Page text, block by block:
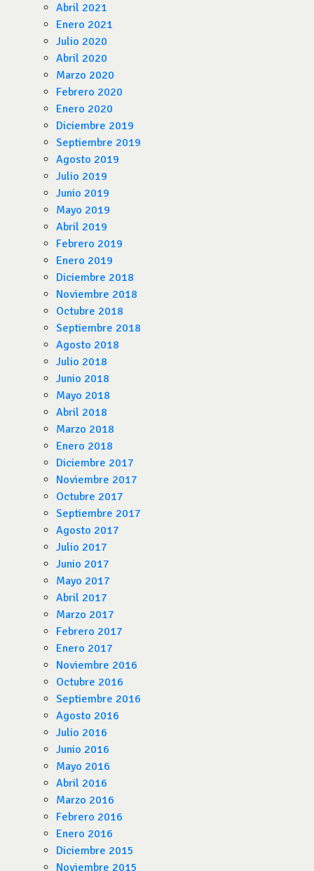
Abril 2021
Enero 2021
Julio 2020
Abril 2020
Marzo 2020
Febrero 2020
Enero 2020
Diciembre 2019
Septiembre 2019
Agosto 2019
Julio 2019
Junio 2019
Mayo 2019
Abril 2019
Febrero 2019
Enero 2019
Diciembre 2018
Noviembre 2018
Octubre 2018
Septiembre 2018
Agosto 2018
Julio 2018
Junio 2018
Mayo 2018
Abril 2018
Marzo 2018
Enero 2018
Diciembre 2017
Noviembre 2017
Octubre 2017
Septiembre 2017
Agosto 2017
Julio 2017
Junio 2017
Mayo 2017
Abril 2017
Marzo 2017
Febrero 2017
Enero 2017
Noviembre 2016
Octubre 2016
Septiembre 2016
Agosto 2016
Julio 2016
Junio 2016
Mayo 2016
Abril 2016
Marzo 2016
Febrero 2016
Enero 2016
Diciembre 2015
Noviembre 2015